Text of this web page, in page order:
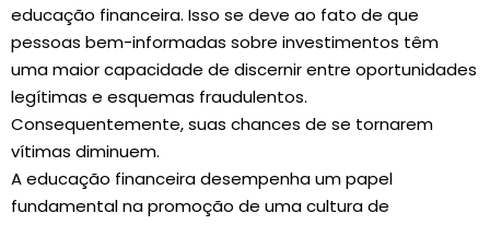
educação financeira. Isso se deve ao fato de que
pessoas bem-informadas sobre investimentos têm
uma maior capacidade de discernir entre oportunidades
legítimas e esquemas fraudulentos.
Consequentemente, suas chances de se tornarem
vítimas diminuem.
A educação financeira desempenha um papel
fundamental na promoção de uma cultura de